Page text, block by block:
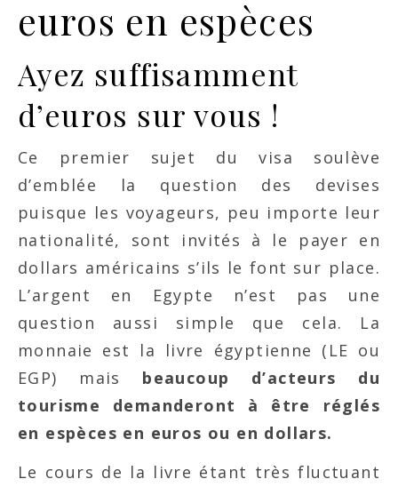
euros en espèces
Ayez suffisamment
d’euros sur vous !
Ce premier sujet du visa soulève
d’emblée la question des devises
puisque les voyageurs, peu importe leur
nationalité, sont invités à le payer en
dollars américains s’ils le font sur place.
L’argent en Egypte n’est pas une
question aussi simple que cela. La
monnaie est la livre égyptienne (LE ou
EGP) mais beaucoup d’acteurs du
tourisme demanderont à être réglés
en espèces en euros ou en dollars.
Le cours de la livre étant très fluctuant